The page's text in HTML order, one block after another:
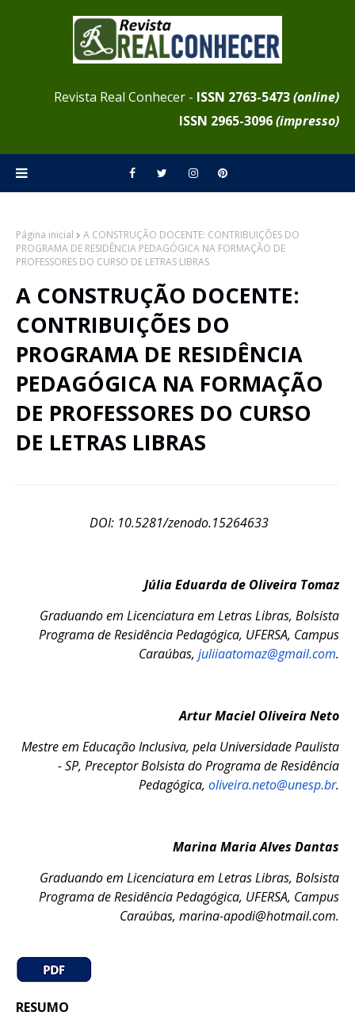
Revista Real Conhecer - ISSN 2763-5473(online)
ISSN 2965-3096(impresso)
Página inicial
A CONSTRUÇÃO DOCENTE: CONTRIBUIÇÕES DO
PROGRAMA DE RESIDÊNCIA PEDAGÓGICA NA FORMAÇÃO DE
PROFESSORES DO CURSO DE LETRAS LIBRAS
A CONSTRUÇÃO DOCENTE:
CONTRIBUIÇÕES DO
PROGRAMA DE RESIDÊNCIA
PEDAGÓGICA NA FORMAÇÃO
DE PROFESSORES DO CURSO
DE LETRAS LIBRAS
DOI: 10.5281/zenodo.15264633
Júlia Eduarda de Oliveira Tomaz
Graduando em Licenciatura em Letras Libras, Bolsista
Programa de Residência Pedagógica, UFERSA, Campus
Caraúbas, juliiaatomaz@gmail.com.
Artur Maciel Oliveira Neto
Mestre em Educação Inclusiva, pela Universidade Paulista
- SP, Preceptor Bolsista do Programa de Residência
Pedagógica, oliveira.neto@unesp.br.
Marina Maria Alves Dantas
Graduando em Licenciatura em Letras Libras, Bolsista
Programa de Residência Pedagógica, UFERSA, Campus
Caraúbas, marina-apodi@hotmail.com.
RESUMO